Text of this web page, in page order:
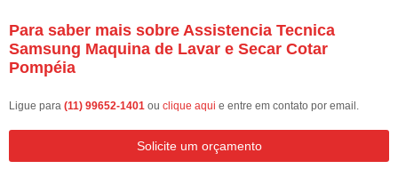
Para saber mais sobre Assistencia Tecnica
Samsung Maquina de Lavar e Secar Cotar
Pompéia
Ligue para (11) 99652-1401 ou clique aqui e entre em contato por email.
Solicite um orçamento